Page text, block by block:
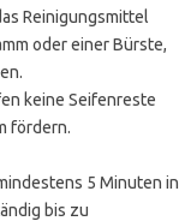
Reinigungsmittel
oder einer Bürste,
keine Seifenreste
fördern.
5 Minuten in
bis zu